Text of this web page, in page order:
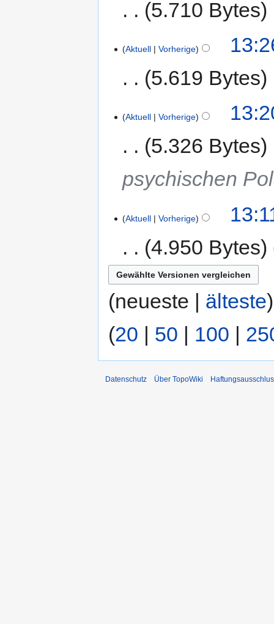
5.710 Bytes
Aktuell Vorherige
5.619 Bytes
Aktuell Vorherige
5.326 Bytes
psychischen
Aktuell Vorherige
4.950 Bytes
(neueste | älteste
(20 | 50 | 100 |
Datenschutz Über TopoWiki